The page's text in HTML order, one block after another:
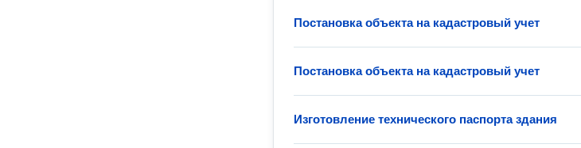
Постановка объекта на кадастровый учет
Постановка объекта на кадастровый учет
Изготовление технического паспорта здания